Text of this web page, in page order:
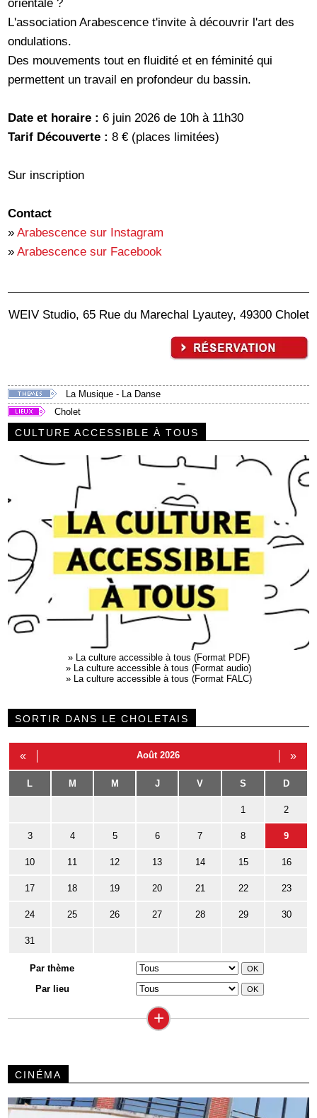
L'association Arabescence t'invite à découvrir l'art des
ondulations.
Des mouvements tout en fluidité et en féminité qui
permettent un travail en profondeur du bassin.
Date et horaire :6 juin 2026 de 10h à 11h30
Tarif Découverte : 8 € (places limitées)
Sur inscription
Contact
»Arabescence sur Instagram
»Arabescence sur Facebook
WEIV Studio, 65 Rue du Marechal Lyautey, 49300 Cholet
La Musique - La Danse
Cholet
CULTURE ACCESSIBLE À TOUS
»
La culture accessible à tous (Format PDF)
»
La culture accessible à tous (Format audio)
»
La culture accessible à tous (Format FALC)
SORTIR DANS LE CHOLETAIS
« Août 2026 »
L M M J V S D
1 2
3 4 5 6 7 8 9
10 11 12 13 14 15 16
17 18 19 20 21 22 23
24 25 26 27 28 29 30
31
Par thème
Par lieu
+
CINÉMA